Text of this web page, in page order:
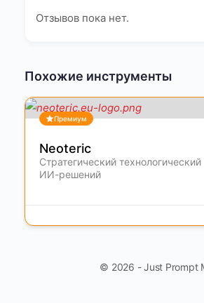
Отзывов пока нет.
Похожие инструменты
Премиум
Neoteric
Стратегический
ИИ-решений
© 2026 - Just Prompt